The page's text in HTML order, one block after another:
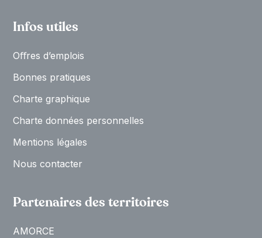
Infos utiles
Oﬀres d’emplois
Bonnes pratiques
Charte graphique
Charte données personnelles
Mentions légales
Nous contacter
Partenaires des territoires
AMORCE